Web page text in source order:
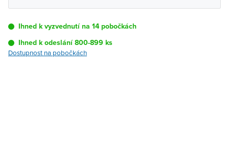
Ihned k vyzvednutí na 14 pobočkách
Ihned k odeslání 800-899 ks
Dostupnost na pobočkách